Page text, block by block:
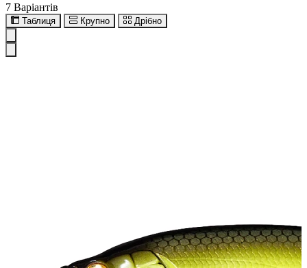
7 Варіантів
Таблиця Крупно Дрібно